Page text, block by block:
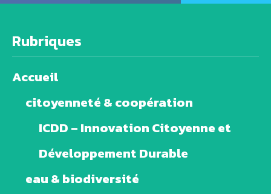
Rubriques
Accueil
citoyenneté & coopération
ICDD – Innovation Citoyenne et
Développement Durable
eau & biodiversité